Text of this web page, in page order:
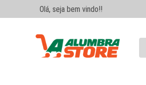
Olá, seja bem vindo!!